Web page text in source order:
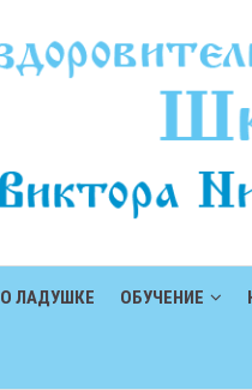
О ЛАДУШКЕ ОБУЧЕНИЕ